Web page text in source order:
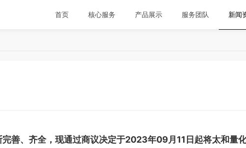
首页 核心服务 产品展示 服务团队 新闻
善、齐全，现通过商议决定于2023年09月11日起将太和量